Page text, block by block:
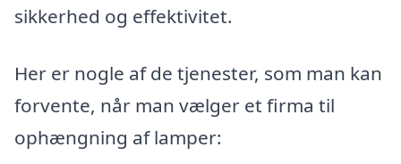
sikkerhed og effektivitet.
Her er nogle af de tjenester, som man kan
forvente, når man vælger et firma til
ophængning af lamper: